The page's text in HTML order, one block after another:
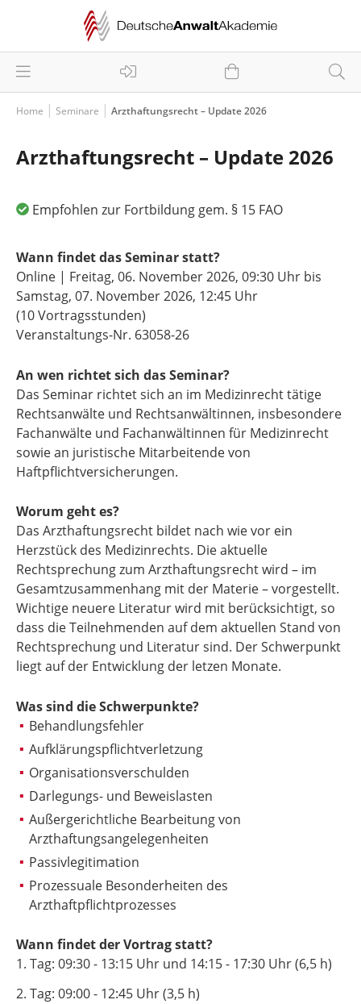
Home Seminare Arzthaftungsrecht – Update 2026
Arzthaftungsrecht – Update 2026
Empfohlen zur Fortbildung gem. § 15 FAO
Wann findet das Seminar statt?
Online | Freitag, 06. November 2026, 09:30 Uhr bis
Samstag, 07. November 2026, 12:45 Uhr
(10 Vortragsstunden)
Veranstaltungs-Nr. 63058-26
An wen richtet sich das Seminar?
Das Seminar richtet sich an im Medizinrecht tätige
Rechtsanwälte und Rechtsanwältinnen, insbesondere
Fachanwälte und Fachanwältinnen für Medizinrecht
sowie an juristische Mitarbeitende von
Haftpflichtversicherungen.
Worum geht es?
Das Arzthaftungsrecht bildet nach wie vor ein
Herzstück des Medizinrechts. Die aktuelle
Rechtsprechung zum Arzthaftungsrecht wird – im
Gesamtzusammenhang mit der Materie – vorgestellt.
Wichtige neuere Literatur wird mit berücksichtigt, so
dass die Teilnehmenden auf dem aktuellen Stand von
Rechtsprechung und Literatur sind. Der Schwerpunkt
liegt auf der Entwicklung der letzen Monate.
Was sind die Schwerpunkte?
Behandlungsfehler
Aufklärungspflichtverletzung
Organisationsverschulden
Darlegungs- und Beweislasten
Außergerichtliche Bearbeitung von
Arzthaftungsangelegenheiten
Passivlegitimation
Prozessuale Besonderheiten des
Arzthaftpflichtprozesses
Wann findet der Vortrag statt?
1. Tag: 09:30 - 13:15 Uhr und 14:15 - 17:30 Uhr(6,5 h)
2. Tag: 09:00 - 12:45 Uhr(3,5 h)